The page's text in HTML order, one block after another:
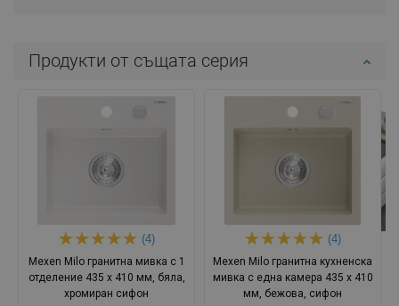
Продукти от същата серия
(4)
Mexen Milo гранитна мивка с 1
отделение 435 x 410 мм, бяла,
хромиран сифон
(4)
Mexen Milo гранитна кухненска
мивка с една камера 435 x 410
мм, бежова, сифон